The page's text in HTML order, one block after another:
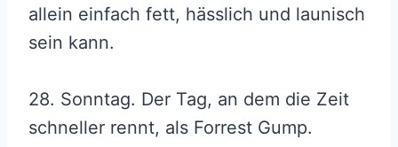
allein einfach fett, hässlich und launisch
sein kann.
28. Sonntag. Der Tag, an dem die Zeit
schneller rennt, als Forrest Gump.